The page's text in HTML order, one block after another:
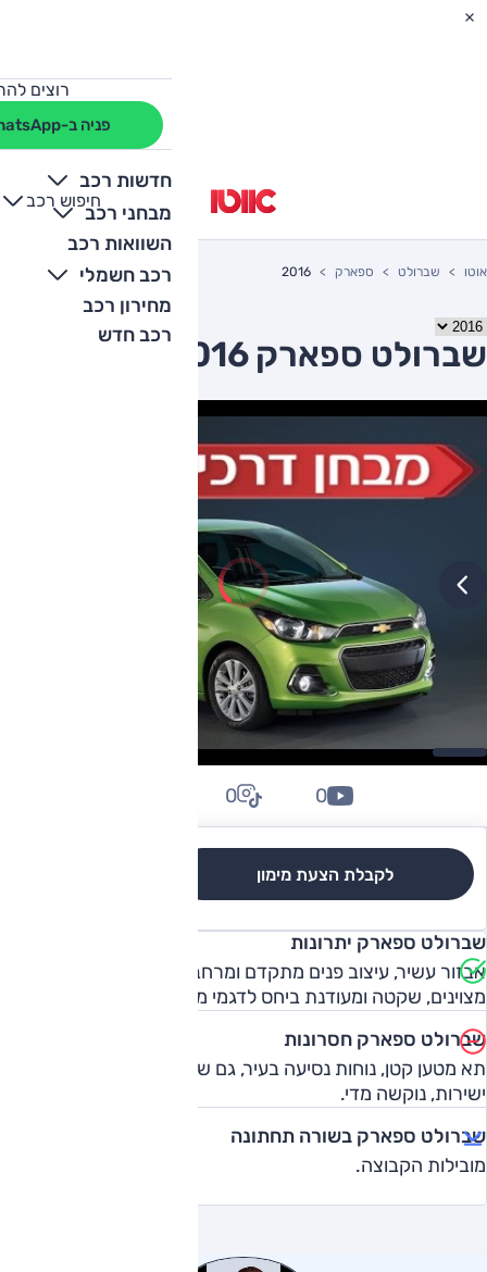
רוצים
פניה ב-WhatsApp
חדשות רכב
מבחני רכב
השוואות רכב
רכב חשמלי
מחירון רכב
רכב חדש
חיפוש רכב
+
-
אוטו שברולט ספארק 2016
שברולט ספארק 2016 יד שניה
לקבלת הצעת מימון
0
0
שברולט ספארק יתרונות
אבזור עשיר, עיצוב פנים מתקדם ומרחב פנים מוצלח. ביצועים
מצוינים, שקטה ומעודנת ביחס לדגמי מיני.
שברולט ספארק חסרונות
תא מטען קטן, נוחות נסיעה בעיר, גם שאינה נופלת ממתחרות
ישירות, נוקשה מדי.
שברולט ספארק בשורה תחתונה
מובילות הקבוצה.